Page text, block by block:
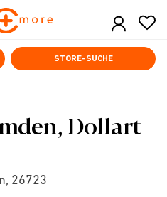
STORE-SUCHE
Dollart
26723